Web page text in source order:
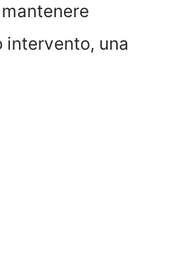
intervento, una